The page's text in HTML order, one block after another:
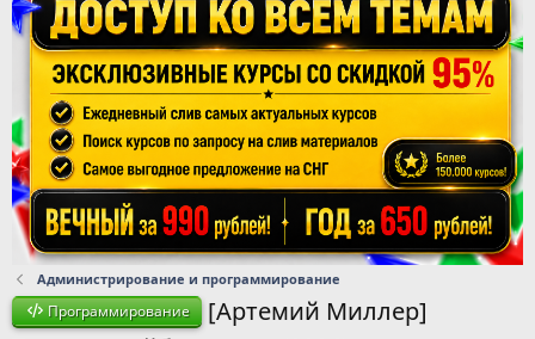
Администрирование и программирование
Программирование
[Артемий Миллер]